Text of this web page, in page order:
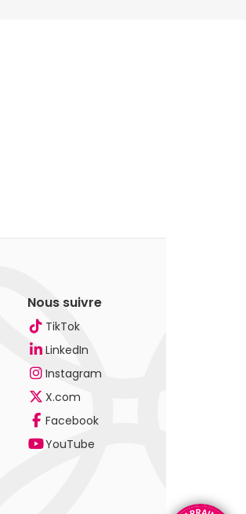
Nous suivre
TikTok
LinkedIn
Instagram
X.com
Facebook
YouTube